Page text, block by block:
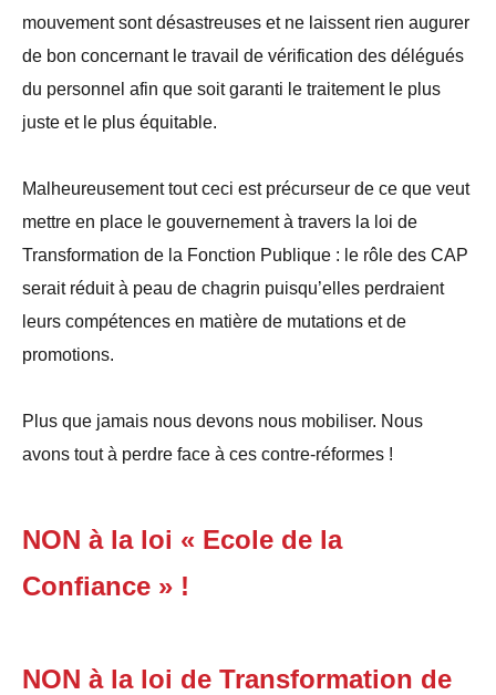
mouvement sont désastreuses et ne laissent rien augurer
de bon concernant le travail de vérification des délégués
du personnel afin que soit garanti le traitement le plus
juste et le plus équitable.
Malheureusement tout ceci est précurseur de ce que veut
mettre en place le gouvernement à travers la loi de
Transformation de la Fonction Publique : le rôle des CAP
serait réduit à peau de chagrin puisqu’elles perdraient
leurs compétences en matière de mutations et de
promotions.
Plus que jamais nous devons nous mobiliser. Nous
avons tout à perdre face à ces contre-réformes !
NON à la loi « Ecole de la
Confiance » !
NON à la loi de Transformation de